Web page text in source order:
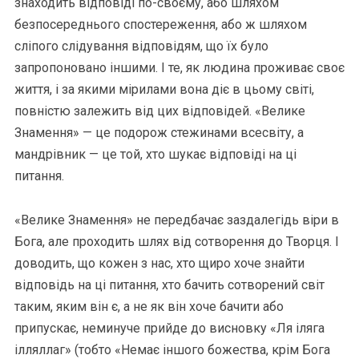
безпосереднього спостереження, або ж шляхом
сліпого слідування відповідям, що їх було
запропоновано іншими. І те, як людина проживає своє
життя, і за якими мірилами вона діє в цьому світі,
повністю залежить від цих відповідей. «Велике
Знамення» — це подорож стежинами всесвіту, а
мандрівник — це той, хто шукає відповіді на ці
питання.
«Велике Знамення» не передбачає заздалегідь віри в
Бога, але проходить шлях від сотворення до Творця. І
доводить, що кожен з нас, хто щиро хоче знайти
відповідь на ці питання, хто бачить сотворений світ
таким, яким він є, а не як він хоче бачити або
припускає, неминуче прийде до висновку «Ля іляга
ілляллаг» (тобто «Немає іншого божества, крім Бога